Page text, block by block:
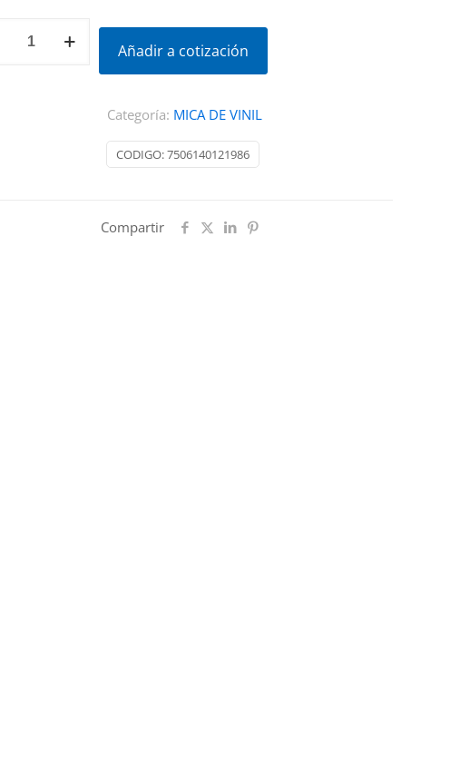
Añadir a cotización
CODIGO:7506140121986
Categoría: MICA DE VINIL
Compartir